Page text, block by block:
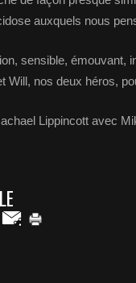
auxquels nous
sensible, émouvant,
Will, nos deux héros,
Lippincott avec